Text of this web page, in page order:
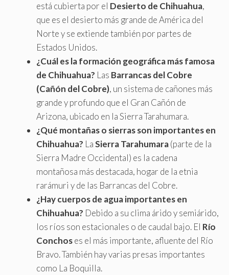
está cubierta por el Desierto de Chihuahua,
que es el desierto más grande de América del
Norte y se extiende también por partes de
Estados Unidos.
¿Cuál es la formación geográfica más famosa
de Chihuahua? Las Barrancas del Cobre
(Cañón del Cobre), un sistema de cañones más
grande y profundo que el Gran Cañón de
Arizona, ubicado en la Sierra Tarahumara.
¿Qué montañas o sierras son importantes en
Chihuahua? LaSierra Tarahumara(parte de la
Sierra Madre Occidental) es la cadena
montañosa más destacada, hogar de la etnia
rarámuri y de las Barrancas del Cobre.
¿Hay cuerpos de agua importantes en
Chihuahua? Debido a su clima árido y semiárido,
los ríos son estacionales o de caudal bajo. El Río
Conchoses el más importante, afluente del Río
Bravo. También hay varias presas importantes
como La Boquilla.